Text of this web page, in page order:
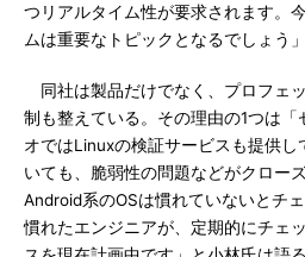
つリアルタイム性が要求されます。
ムは重要なトピックとなるでしょう
同社は製品だけでなく、プロフェ
制も整えている。その理由の1つは
オではLinuxの検証サービスも提供
いても、脆弱性の問題などがクロー
Android系のOSは慣れていないとチ
慣れたエンジニアが、定期的にチェ